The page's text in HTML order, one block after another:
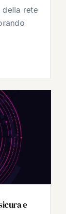
della rete
e